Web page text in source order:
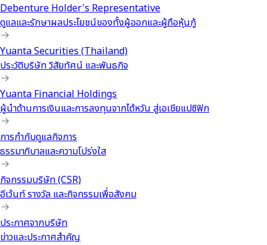
Debenture Holder's Representative
ดูแลและรักษาผลประโยชน์ของทั้งผู้ออกและผู้ถือหุ้นกู้
Yuanta Securities (Thailand)
ประวัติบริษัท วิสัยทัศน์ และพันธกิจ
Yuanta Financial Holdings
ผู้นำด้านการเงินและการลงทุนจากไต้หวัน สู่เอเชียแปซิฟิก
การกำกับดูแลกิจการ
ธรรมาภิบาลและความโปร่งใส
กิจกรรมบริษัท (CSR)
อีเว้นท์ รางวัล และกิจกรรมเพื่อสังคม
ประกาศจากบริษัท
ข่าวและประกาศสำคัญ